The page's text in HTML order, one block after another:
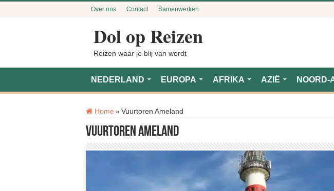
Over ons Contact Samenwerken
Dol op Reizen
Reizen waar je blij van wordt
NEDERLAND EUROPA AFRIKA AZIË NOORD-
Home »Tag:
Vuurtoren Ameland
Vuurtoren Ameland